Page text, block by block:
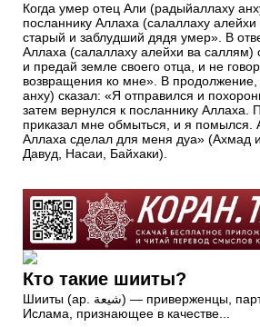
Когда умер отец Али (радыйаллаху
посланнику Аллаха (салаллаху
старый и заблудший дядя умер». В
Аллаха (салаллаху алейхи ва саллям)
и предай земле своего отца, и не
возвращения ко мне». В
анху) сказал: «Я отправился и
затем вернулся к посланнику Аллаха.
приказал мне обмыться, и я помылся.
Аллаха сделал для меня дуа» (Ахмад
Давуд, Насаи, Байхаки).
Кто такие шииты?
Шииты (ар. شيعة) — приверженцы, партия. Направление
Ислама, признающее в качестве...